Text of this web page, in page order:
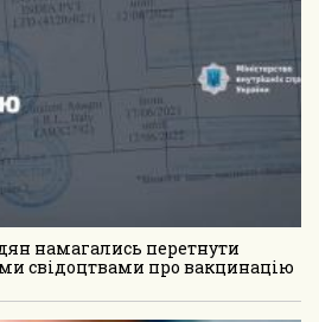
намагались перетнути
свідоцтвами про вакцинацію